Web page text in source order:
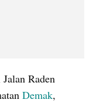
Raden
Demak,